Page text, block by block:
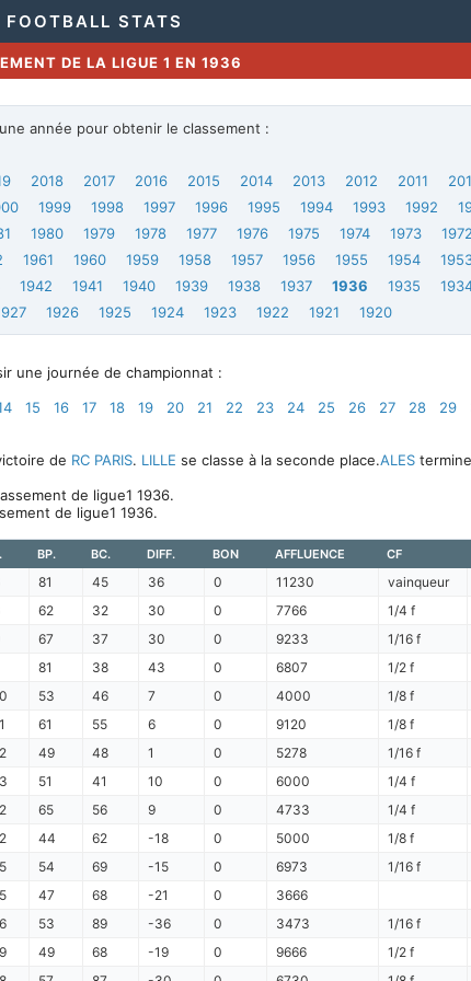
FOOTBALL STATS
DE LA LIGUE 1 EN 1936
année pour obtenir le classement :
2018 2017 2016 2015 2014 2013 2012 2011
1999 1998 1997 1996 1995 1994 1993 1992
1980 1979 1978 1977 1976 1975 1974 1973 1972
1961 1960 1959 1958 1957 1956 1955 1954
1942 1941 1940 1939 1938 1937 1936 1935
1926 1925 1924 1923 1922 1921 1920
une journée de championnat :
15 16 17 18 19 20 21 22 23 24 25 26 27 28 29
de RC PARIS. LILLE se classe à la seconde place.ALEStermine
de ligue1 1936.
de ligue1 1936.
BP. BC. DIFF. BON AFFLUENCE CF
81 45 36 0 11230 vainqueur
62 32 30 0 7766 1/4 f
67 37 30 0 9233 1/16 f
81 38 43 0 6807 1/2 f
53 46 7 0 4000 1/8 f
61 55 6 0 9120 1/8 f
49 48 1 0 5278 1/16 f
51 41 10 0 6000 1/4 f
65 56 9 0 4733 1/4 f
44 62 -18 0 5000 1/8 f
54 69 -15 0 6973 1/16 f
47 68 -21 0 3666
53 89 -36 0 3473 1/16 f
49 68 -19 0 9666 1/2 f